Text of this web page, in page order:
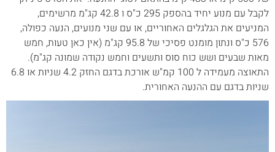
לקבל עם מנוע יחיד בהספק 295 כ"ס ו 42.8 קג"מ מרשימים,
המניעים את הגלגלים האחוריים, או עם שני מנועים, הנעה כפולה,
576 כ"ס ונתון מומנט פסיכי של 95.8 קג"מ (אין כאן טעות, חמש
מאות שבעים ושש כוח סוס ותשעים וחמש נקודה שמונה קג"מ).
התאוצה מעמידה ל 100 קמ"ש אורכת בדגם החזק 4.2 שניות או 6.8
שניות בדגם עם ההנעה האחורית.